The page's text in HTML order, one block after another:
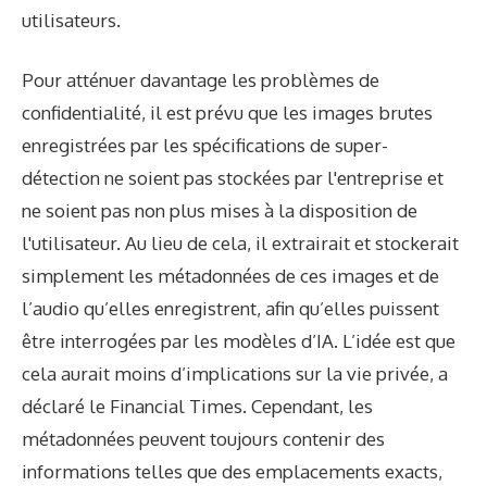
utilisateurs.
Pour atténuer davantage les problèmes de
confidentialité, il est prévu que les images brutes
enregistrées par les spécifications de super-
détection ne soient pas stockées par l'entreprise et
ne soient pas non plus mises à la disposition de
l'utilisateur. Au lieu de cela, il extrairait et stockerait
simplement les métadonnées de ces images et de
l’audio qu’elles enregistrent, afin qu’elles puissent
être interrogées par les modèles d’IA. L’idée est que
cela aurait moins d’implications sur la vie privée, a
déclaré le Financial Times. Cependant, les
métadonnées peuvent toujours contenir des
informations telles que des emplacements exacts,